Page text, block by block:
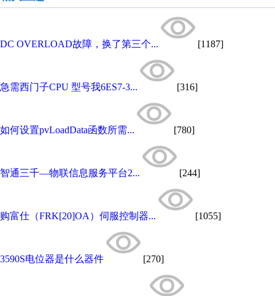
DC OVERLOAD故障，换了第三个... [1187]
急需西门子CPU 型号我6ES7-3... [316]
如何设置pvLoadData函数所需... [780]
智通三千—物联信息服务平台2... [244]
购富仕（FRK[20]OA）伺服控制器... [1055]
3590S电位器是什么器件 [270]